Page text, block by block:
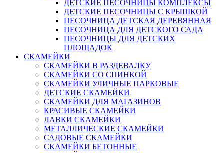
ДЕТСКИЕ ПЕСОЧНИЦЫ КОМПЛЕКСЫ
ДЕТСКИЕ ПЕСОЧНИЦЫ С КРЫШКОЙ
ПЕСОЧНИЦА ДЕТСКАЯ ДЕРЕВЯННАЯ
ПЕСОЧНИЦА ДЛЯ ДЕТСКОГО САДА
ПЕСОЧНИЦЫ ДЛЯ ДЕТСКИХ
ПЛОЩАДОК
СКАМЕЙКИ
СКАМЕЙКИ В РАЗДЕВАЛКУ
СКАМЕЙКИ СО СПИНКОЙ
СКАМЕЙКИ УЛИЧНЫЕ ПАРКОВЫЕ
ДЕТСКИЕ СКАМЕЙКИ
СКАМЕЙКИ ДЛЯ МАГАЗИНОВ
КРАСИВЫЕ СКАМЕЙКИ
ЛАВКИ СКАМЕЙКИ
МЕТАЛЛИЧЕСКИЕ СКАМЕЙКИ
САДОВЫЕ СКАМЕЙКИ
СКАМЕЙКИ БЕТОННЫЕ